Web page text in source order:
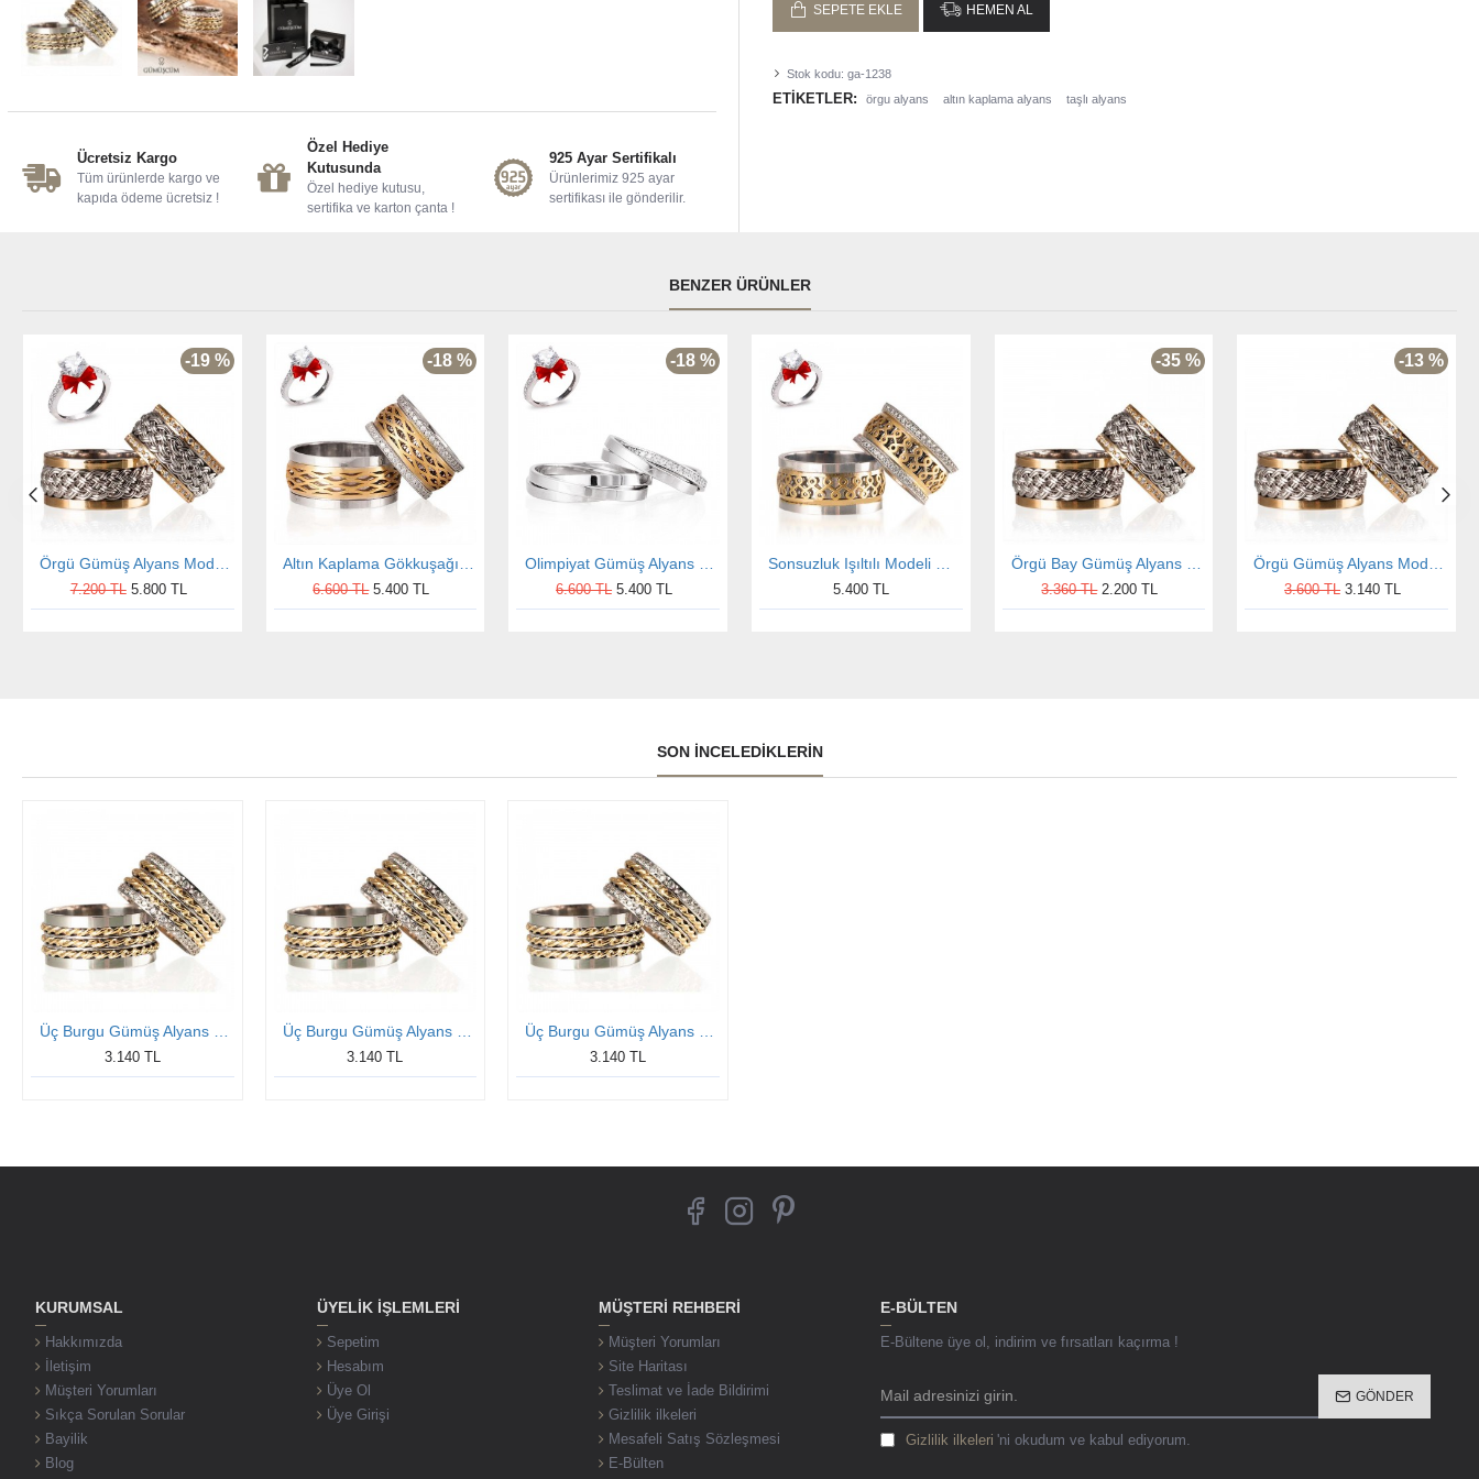
Ücretsiz Kargo
Tüm ürünlerde kargo ve
kapıda ödeme ücretsiz !
Özel Hediye
Kutusunda
Özel hediye kutusu,
sertifika ve karton çanta !
925 Ayar Sertifikalı
Ürünlerimiz 925 ayar
sertifikası ile gönderilir.
Stok kodu: ga-1238
SEPETE EKLE HEMEN AL
ETIKETLER: örgu alyans altın kaplama alyans taşlı alyans
BENZER ÜRÜNLER
-19 %
Örgü Gümüş Alyans Modeli Altın Kaplama Alyans Çifti
7.200 TL 5.800 TL
-18 %
Altın Kaplama Gökkuşağı Gümüş Alyans Modeli Alyans Çifti
6.600 TL 5.400 TL
-18 %
Olimpiyat Gümüş Alyans Modeli Taşlı Alyans Çifti
6.600 TL 5.400 TL
Sonsuzluk Işıltılı Modeli Gümüş Alyans Çifti
5.400 TL
-35 %
Örgü Bay Gümüş Alyans Modeli Altın Kaplama Alyans
3.360 TL 2.200 TL
-13 %
Örgü Gümüş Alyans Modeli Altın Kaplama Bay Alyans
3.600 TL 3.140 TL
SON İNCELEDIKLERIN
3.140 TL 3.140 TL 3.140 TL
KURUMSAL
Hakkımızda
İletişim
Müşteri Yorumları
Sıkça Sorulan Sorular
Bayilik
Blog
ÜYELIK İŞLEMLERI
Sepetim
Hesabım
Üye Ol
Üye Girişi
MÜŞTERI REHBERI
Müşteri Yorumları
Site Haritası
Teslimat ve İade Bildirimi
Gizlilik ilkeleri
Mesafeli Satış Sözleşmesi
E-Bülten
E-BÜLTEN
E-Bültene üye ol, indirim ve fırsatları kaçırma !
GÖNDER
Gizlilik ilkeleri 'ni okudum ve kabul ediyorum.